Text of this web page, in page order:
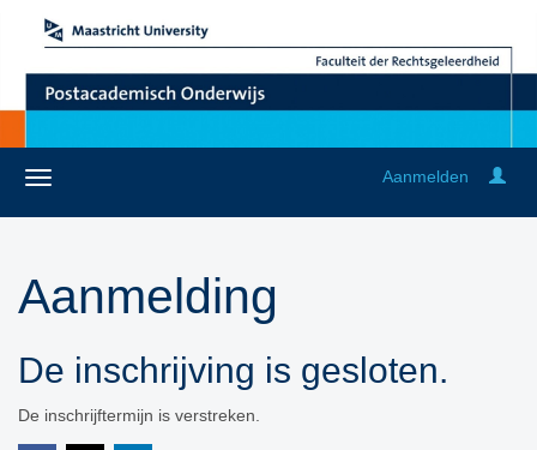
Aanmelden
Aanmelding
De inschrijving is gesloten.
De inschrijftermijn is verstreken.